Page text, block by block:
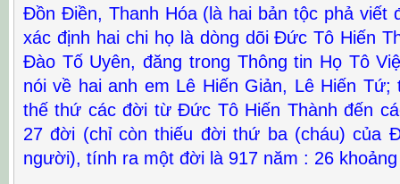
Đồn Điền, Thanh Hóa (là hai bản tộc phả viết
xác định hai chi họ là dòng dõi Đức Tô Hiến
Đào Tố Uyên, đăng trong Thông tin Họ Tô
nói về hai anh em Lê Hiến Giản, Lê Hiến
thế thứ các đời từ Đức Tô Hiến Thành đến
27 đời (chỉ còn thiếu đời thứ ba (cháu) của
người), tính ra một đời là 917 năm : 26